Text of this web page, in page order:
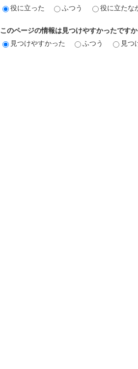
役に立った
ふつう 役に立たな
このページの情報は見つけやすかったですか
見つけやすかった
ふつう 見つ